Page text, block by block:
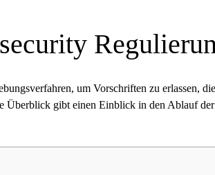
um Vorschriften zu erlassen,
Überblick gibt einen Einblick in den Ablauf